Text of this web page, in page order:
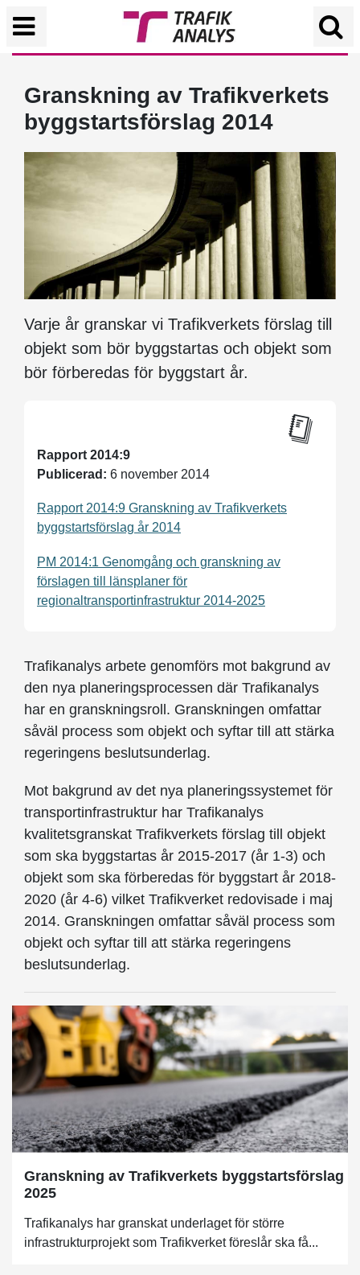
Granskning av Trafikverkets
byggstartsförslag 2014
Varje år granskar vi Trafikverkets förslag till
objekt som bör byggstartas och objekt som
bör förberedas för byggstart år.
Rapport 2014:9
Publicerad: 6 november 2014
Rapport 2014:9 Granskning av Trafikverkets
byggstartsförslag år 2014
PM 2014:1 Genomgång och granskning av
förslagen till länsplaner för
regionaltransportinfrastruktur 2014-2025
Trafikanalys arbete genomförs mot bakgrund av
den nya planeringsprocessen där Trafikanalys
har en granskningsroll. Granskningen omfattar
såväl process som objekt och syftar till att stärka
regeringens beslutsunderlag.
Mot bakgrund av det nya planeringssystemet för
transportinfrastruktur har Trafikanalys
kvalitetsgranskat Trafikverkets förslag till objekt
som ska byggstartas år 2015-2017 (år 1-3) och
objekt som ska förberedas för byggstart år 2018-
2020 (år 4-6) vilket Trafikverket redovisade i maj
2014. Granskningen omfattar såväl process som
objekt och syftar till att stärka regeringens
beslutsunderlag.
Granskning av Trafikverkets byggstartsförslag
2025
Trafikanalys har granskat underlaget för större
infrastrukturprojekt som Trafikverket föreslår ska få...